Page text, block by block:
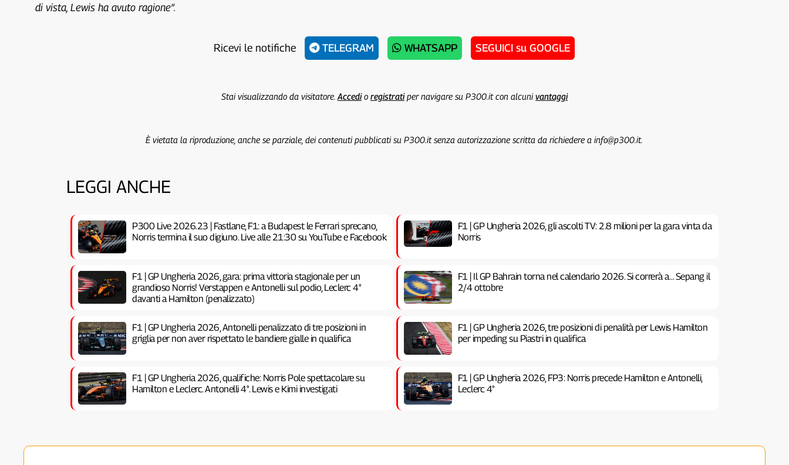
di vista, Lewis ha avuto ragione”.
Ricevi le notifiche TELEGRAM WHATSAPP SEGUICI su GOOGLE
Stai visualizzando da visitatore. Accedio registratiper navigare su P300.it con alcunivantaggi
È vietata la riproduzione, anche se parziale, dei contenuti pubblicati su P300.it senza autorizzazione scritta da richiedere a info@p300.it.
LEGGI ANCHE
P300 Live 2026.23 | Fastlane, F1: a Budapest le Ferrari sprecano,
Norris termina il suo digiuno. Live alle 21:30 su YouTube e Facebook
F1 | GP Ungheria 2026, gli ascolti TV: 2.8 milioni per la gara vinta da
Norris
F1 | GP Ungheria 2026, gara: prima vittoria stagionale per un
grandioso Norris! Verstappen e Antonelli sul podio, Leclerc 4°
davanti a Hamilton (penalizzato)
F1 | Il GP Bahrain torna nel calendario 2026. Si correrà a… Sepang il
2/4 ottobre
F1 | GP Ungheria 2026, Antonelli penalizzato di tre posizioni in
griglia per non aver rispettato le bandiere gialle in qualifica
F1 | GP Ungheria 2026, tre posizioni di penalità per Lewis Hamilton
per impeding su Piastri in qualifica
F1 | GP Ungheria 2026, qualifiche: Norris Pole spettacolare su
Hamilton e Leclerc. Antonelli 4°. Lewis e Kimi investigati
F1 | GP Ungheria 2026, FP3: Norris precede Hamilton e Antonelli,
Leclerc 4°